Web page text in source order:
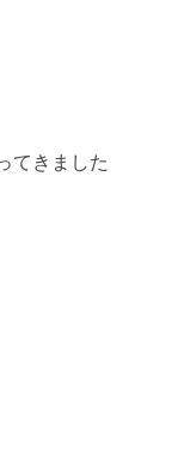
てきました